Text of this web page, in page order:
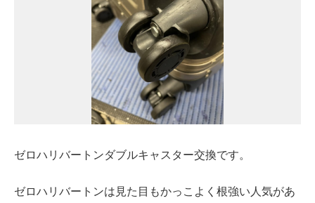
ゼロハリバートンダブルキャスター交換です。
ゼロハリバートンは見た目もかっこよく根強い人気があ